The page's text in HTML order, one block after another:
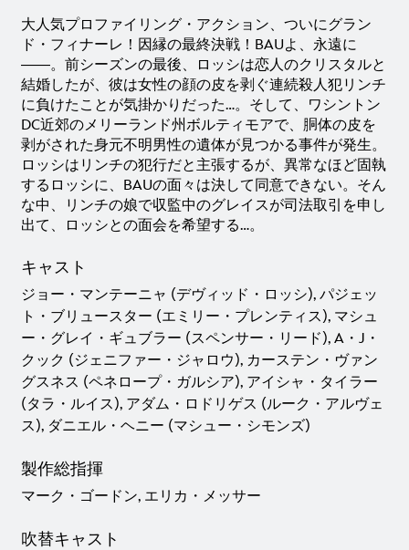
大人気プロファイリング・アクション、ついにグラン
ド・フィナーレ！因縁の最終決戦！BAUよ、永遠に
――。前シーズンの最後、ロッシは恋人のクリスタルと
結婚したが、彼は女性の顔の皮を剥ぐ連続殺人犯リンチ
に負けたことが気掛かりだった…。そして、ワシントン
DC近郊のメリーランド州ボルティモアで、胴体の皮を
剥がされた身元不明男性の遺体が見つかる事件が発生。
ロッシはリンチの犯行だと主張するが、異常なほど固執
するロッシに、BAUの面々は決して同意できない。そん
な中、リンチの娘で収監中のグレイスが司法取引を申し
出て、ロッシとの面会を希望する…。
キャスト
ジョー・マンテーニャ (デヴィッド・ロッシ), パジェッ
ト・ブリュースター (エミリー・プレンティス), マシュ
ー・グレイ・ギュブラー (スペンサー・リード), A・J・
クック (ジェニファー・ジャロウ), カーステン・ヴァン
グスネス (ペネロープ・ガルシア), アイシャ・タイラー
(タラ・ルイス), アダム・ロドリゲス (ルーク・アルヴェ
ス), ダニエル・ヘニー (マシュー・シモンズ)
製作総指揮
マーク・ゴードン, エリカ・メッサー
吹替キャスト